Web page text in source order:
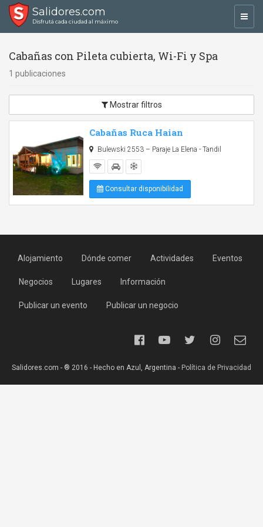
Salidores.com
Disfrutá cada ciudad al máximo
Cabañas con Pileta cubierta, Wi-Fi y Spa
1 publicaciones
Mostrar filtros
Cabañas Ruca Haian
Bulewski 2553 – Paraje La Elena - Tandil
Consultar disponibilidad
Alojamiento Dónde comer Actividades Eventos
Negocios Lugares Información
Publicar un evento Publicar un negocio
Salidores.com - ® 2016 - Hecho en Azul, Argentina - Política de Privacidad